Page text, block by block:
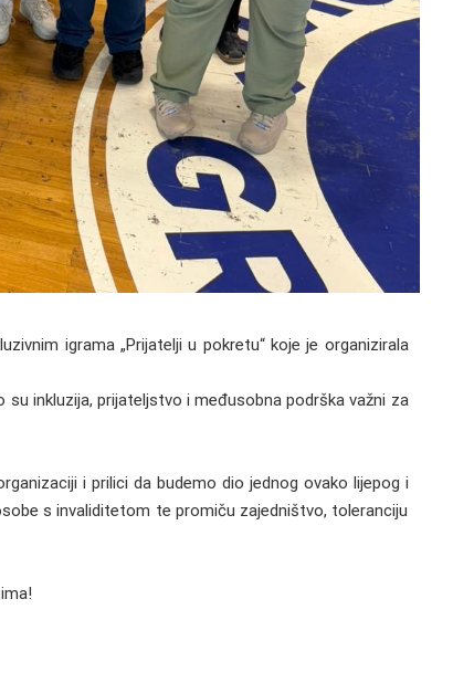
igrama „Prijatelji u pokretu“ koje je organizirala
inkluzija, prijateljstvo i međusobna podrška važni za
i prilici da budemo dio jednog ovako lijepog i
s invaliditetom te promiču zajedništvo, toleranciju